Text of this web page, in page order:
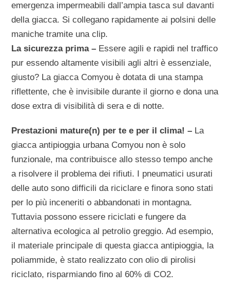
emergenza impermeabili dall’ampia tasca sul davanti
della giacca. Si collegano rapidamente ai polsini delle
maniche tramite una clip.
La sicurezza prima – Essere agili e rapidi nel traffico
pur essendo altamente visibili agli altri è essenziale,
giusto? La giacca Comyou è dotata di una stampa
riflettente, che è invisibile durante il giorno e dona una
dose extra di visibilità di sera e di notte.
Prestazioni mature(n) per te e per il clima! – La
giacca antipioggia urbana Comyou non è solo
funzionale, ma contribuisce allo stesso tempo anche
a risolvere il problema dei rifiuti. I pneumatici usurati
delle auto sono difficili da riciclare e finora sono stati
per lo più inceneriti o abbandonati in montagna.
Tuttavia possono essere riciclati e fungere da
alternativa ecologica al petrolio greggio. Ad esempio,
il materiale principale di questa giacca antipioggia, la
poliammide, è stato realizzato con olio di pirolisi
riciclato, risparmiando fino al 60% di CO2.